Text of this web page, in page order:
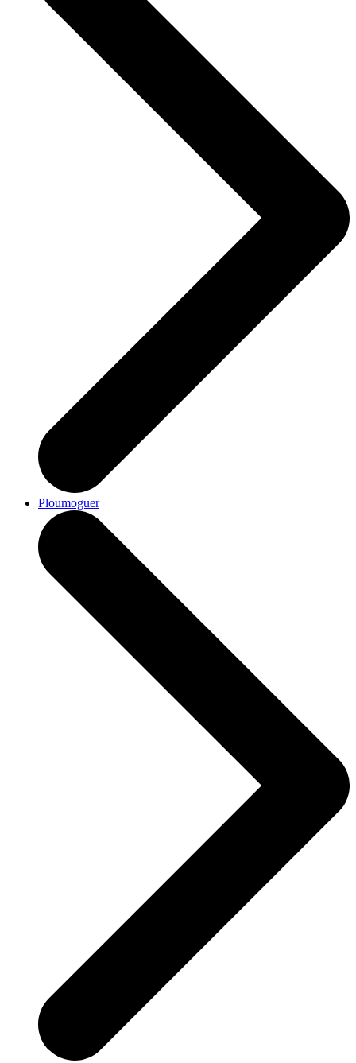
Ploumoguer